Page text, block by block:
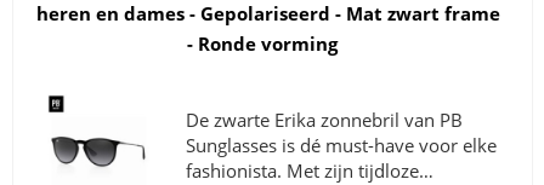
heren en dames - Gepolariseerd - Mat zwart frame
- Ronde vorming
De zwarte Erika zonnebril van PB
Sunglasses is dé must-have voor elke
fashionista. Met zijn tijdloze…